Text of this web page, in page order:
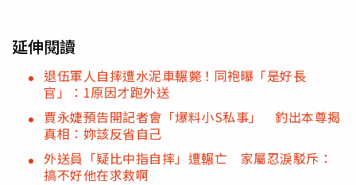
延伸閱讀
退伍軍人自摔遭水泥車輾斃！同袍曝「是好長
官」：1原因才跑外送
賈永婕預告開記者會「爆料小S私事」 釣出本尊揭
真相：妳該反省自己
外送員「疑比中指自摔」遭輾亡 家屬忍淚駁斥：
搞不好他在求救啊